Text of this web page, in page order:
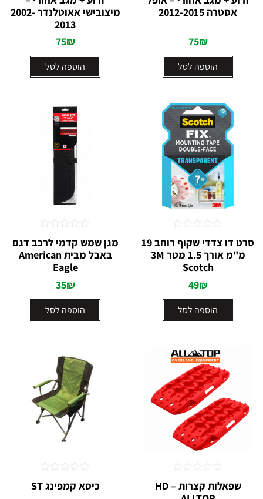
אסטרה 2012-2015
75₪
הוספה לסל
0
מתוך
מיצובישי אאוטלנדר 2002-
2013
75₪
הוספה לסל
0
מתוך
סרט דו צדדי שקוף רוחב 19
מ"מ אורך 1.5 מטר 3M
Scotch
49₪
הוספה לסל
0
מתוך
מגן שמש קדמי לרכב דגם
באבל מבית American
Eagle
35₪
הוספה לסל
0
מתוך
שפאלות קצרות HD –
0
כיסא קמפינג ST 0